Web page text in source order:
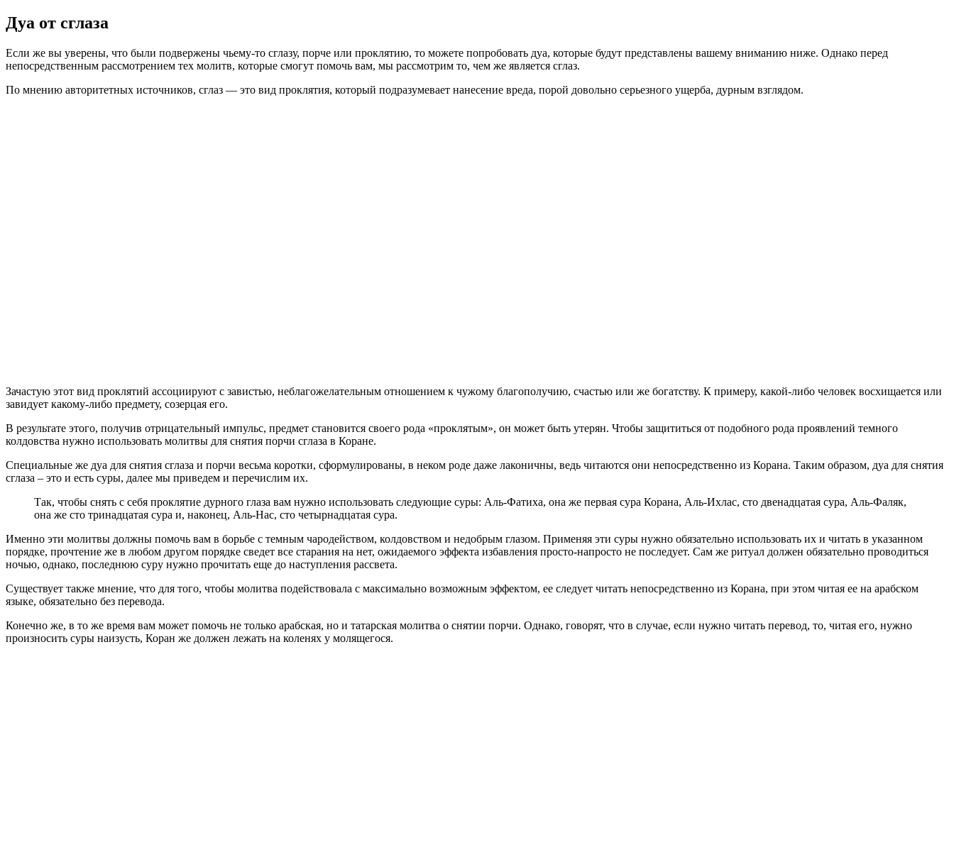
Дуа от сглаза
Если же вы уверены, что были подвержены чьему-то сглазу, порче или проклятию, то можете попробовать дуа, которые будут представлены вашему вниманию ниже. Однако перед
непосредственным рассмотрением тех молитв, которые смогут помочь вам, мы рассмотрим то, чем же является сглаз.
По мнению авторитетных источников, сглаз — это вид проклятия, который подразумевает нанесение вреда, порой довольно серьезного ущерба, дурным взглядом.
Зачастую этот вид проклятий ассоциируют с завистью, неблагожелательным отношением к чужому благополучию, счастью или же богатству. К примеру, какой-либо человек восхищается или
завидует какому-либо предмету, созерцая его.
В результате этого, получив отрицательный импульс, предмет становится своего рода «проклятым», он может быть утерян. Чтобы защититься от подобного рода проявлений темного
колдовства нужно использовать молитвы для снятия порчи сглаза в Коране.
Специальные же дуа для снятия сглаза и порчи весьма коротки, сформулированы, в неком роде даже лаконичны, ведь читаются они непосредственно из Корана. Таким образом, дуа для снятия
сглаза – это и есть суры, далее мы приведем и перечислим их.
Так, чтобы снять с себя проклятие дурного глаза вам нужно использовать следующие суры: Аль-Фатиха, она же первая сура Корана, Аль-Ихлас, сто двенадцатая сура, Аль-Фаляк,
она же сто тринадцатая сура и, наконец, Аль-Нас, сто четырнадцатая сура.
Именно эти молитвы должны помочь вам в борьбе с темным чародейством, колдовством и недобрым глазом. Применяя эти суры нужно обязательно использовать их и читать в указанном
порядке, прочтение же в любом другом порядке сведет все старания на нет, ожидаемого эффекта избавления просто-напросто не последует. Сам же ритуал должен обязательно проводиться
ночью, однако, последнюю суру нужно прочитать еще до наступления рассвета.
Существует также мнение, что для того, чтобы молитва подействовала с максимально возможным эффектом, ее следует читать непосредственно из Корана, при этом читая ее на арабском
языке, обязательно без перевода.
Конечно же, в то же время вам может помочь не только арабская, но и татарская молитва о снятии порчи. Однако, говорят, что в случае, если нужно читать перевод, то, читая его, нужно
произносить суры наизусть, Коран же должен лежать на коленях у молящегося.